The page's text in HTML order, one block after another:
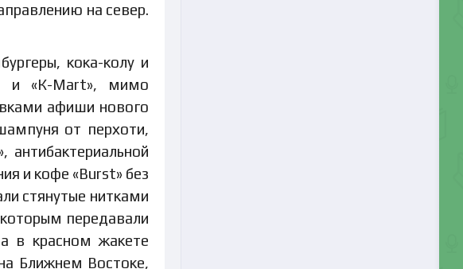
на север.
кока-колу и
и «К-Mart», мимо
афиши нового
от перхоти,
антибактериальной
и кофе «Burst» без
стянутые нитками
передавали
в красном жакете
Ближнем Востоке,